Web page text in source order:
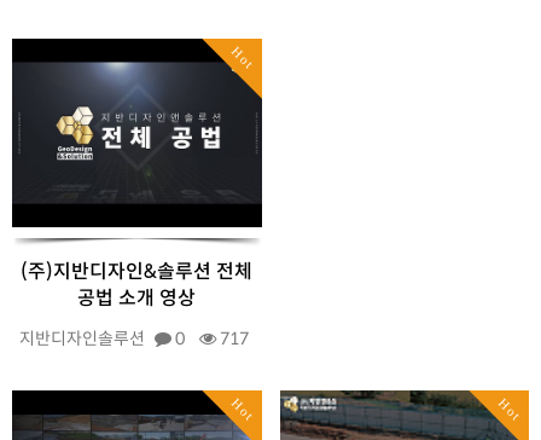
Hot
(주)지반디자인&솔루션 전체
공법 소개 영상
지반디자인솔루션 0 717
Hot Hot